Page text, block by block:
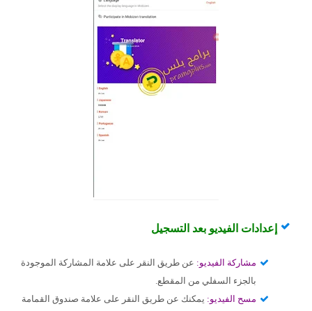
إعدادات الفيديو بعد التسجيل
مشاركة الفيديو: عن طريق النقر على علامة المشاركة الموجودة
بالجزء السفلي من المقطع.
مسح الفيديو: يمكنك عن طريق النقر على علامة صندوق القمامة